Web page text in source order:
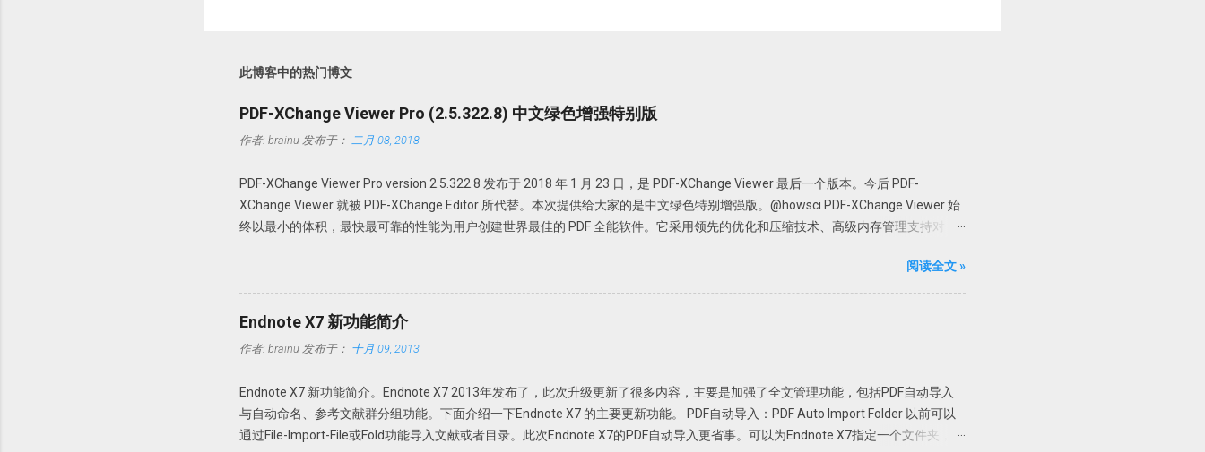
此博客中的热门博文
PDF-XChange Viewer Pro (2.5.322.8) 中文绿色增强特别版
作者: brainu 发布于： 二月 08, 2018
PDF-XChange Viewer Pro version 2.5.322.8 发布于 2018 年 1 月 23 日，是 PDF-XChange Viewer 最后一个版本。今后 PDF-
XChange Viewer 就被 PDF-XChange Editor 所代替。本次提供给大家的是中文绿色特别增强版。@howsci PDF-XChange Viewer 始
终以最小的体积，最快最可靠的性能为用户创建世界最佳的 PDF 全能软件。它采用领先的优化和压缩技术、高级内存管理支持对
操作。 本版特点 1. 绿色便携，无需安装，解压即可使用； 中文界面； 特别版，可选择使用免费版或者升级为 Pro 版； 支持 32 位和
64 位操作系统。 使用方法 PDFX_Vwr_Port 压缩文件中为主程序，解压到一个目录中。建议不要直接解压到根目录或者解压到当前
文件夹，建议解压到一个特定文件夹，如 PDFXCview。此时是免费版，有一定广告，功能上有一定限制，但是一般使用无压力。
PDFX_Vwr_Port_OCR 压缩文件中为 OCR 识别文件，解压到 PDF-XChange Viewer 的目录文件即可使用文字识别。
Howsci.com_PDFXChange_Viewer_PRO_Crack 压缩文件中是破解论据，根据自己操作系统的不同，复制 X86 或者 X64 文件夹内
64 位操作系统，复制 X64 文件夹内的文件。 下载地址 https://howsci.pipipan.com/fs/1583321-237058340 链接:
https://pan.baidu.com/s/1jJyUD18 密码: a1un
阅读全文 »
Endnote X7 新功能简介
作者: brainu 发布于： 十月 09, 2013
Endnote X7 新功能简介。Endnote X7 2013年发布了，此次升级更新了很多内容，主要是加强了全文管理功能，包括PDF自动导入
与自动命名、参考文献群分组功能。下面介绍一下Endnote X7 的主要更新功能。 PDF自动导入：PDF Auto Import Folder 以前可以
通过File-Import-File或Fold功能导入文献或者目录。此次Endnote X7的PDF自动导入更省事。可以为Endnote X7指定一个文件夹，只